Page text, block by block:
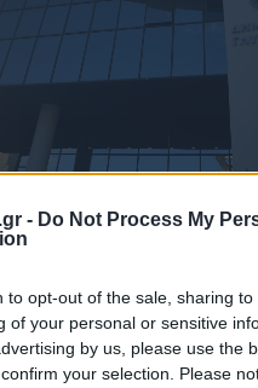
- Do Not Process My
to opt-out of the sale, sharing
of your personal or sensitive
by us, please use the
your selection. Please
Όσα συζητήθηκαν στη
Ελληνικό